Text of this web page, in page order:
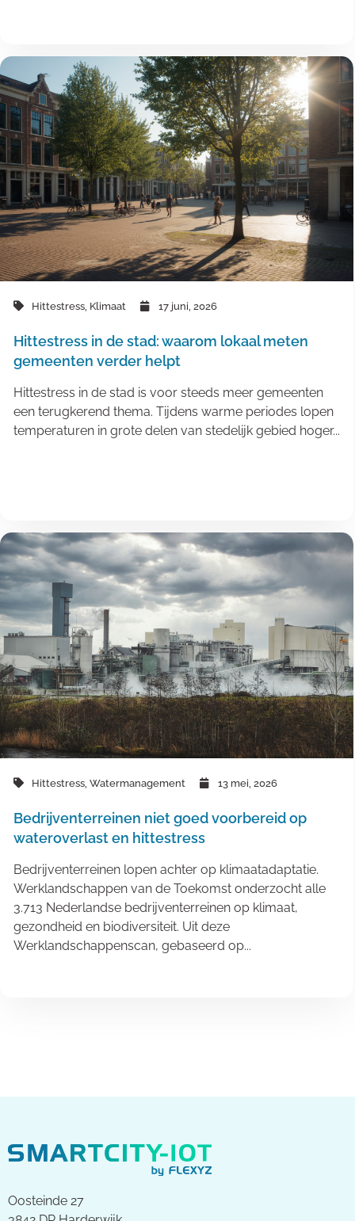
Hittestress, Klimaat 17 juni, 2026
Hittestress in de stad: waarom lokaal meten
gemeenten verder helpt
Hittestress in de stad is voor steeds meer gemeenten
een terugkerend thema. Tijdens warme periodes lopen
temperaturen in grote delen van stedelijk gebied hoger...
Hittestress Watermanagement 13 mei, 2026
Bedrijventerreinen niet goed voorbereid op
wateroverlast en hittestress
Bedrijventerreinen lopen achter op klimaatadaptatie.
Werklandschappen van de Toekomst onderzocht alle
3.713 Nederlandse bedrijventerreinen op klimaat,
gezondheid en biodiversiteit. Uit deze
Werklandschappenscan, gebaseerd op...
Oosteinde 27